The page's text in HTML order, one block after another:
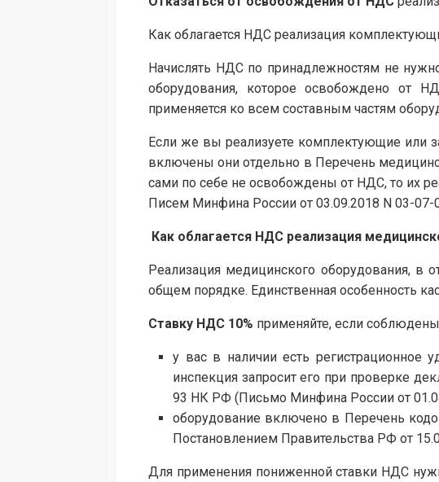
Как облагается НДС реализация
Начислять НДС по принадлежностям не
оборудования, которое освобождено от
применяется ко всем составным частям
Если же вы реализуете комплектующие или
включены они отдельно в Перечень
сами по себе не освобождены от НДС, то их
Писем Минфина России от 03.09.2018 N 03-
Как облагается НДС реализация
Реализация медицинского оборудования, в
общем порядке. Единственная особенность
Ставку НДС 10% применяйте, если
у вас в наличии есть регистрационное
инспекция запросит его при проверке
93 НК РФ (Письмо Минфина России от
оборудование включено в Перечень
Постановлением Правительства РФ от
Для применения пониженной ставки НДС